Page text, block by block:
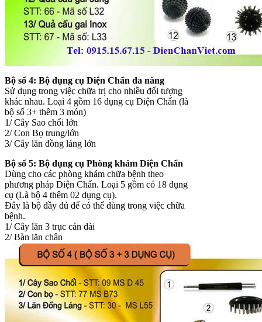
Bộ số 4: Bộ dụng cụ Diện Chẩn đa năng
Sử dụng trong việc chữa trị cho nhiều đối tượng
khác nhau. Loại 4 gồm 16 dụng cụ Diện Chẩn (là
bộ số 3+ thêm 3 món)
1/ Cây Sao chổi lớn
2/ Con Bọ trung/lớn
3/ Cây lăn đồng láng lớn
Bộ số 5: Bộ dụng cụ Phòng khám Diện Chẩn
Dùng cho các phòng khám chữa bệnh theo
phương pháp Diện Chẩn. Loại 5 gồm có 18 dụng
cụ (Là bộ 4 thêm 02 dụng cụ).
Đây là bộ đầy đủ để có thể dùng trong việc chữa
bệnh.
1/ Cây lăn 3 trục cán dài
2/ Bàn lăn chân